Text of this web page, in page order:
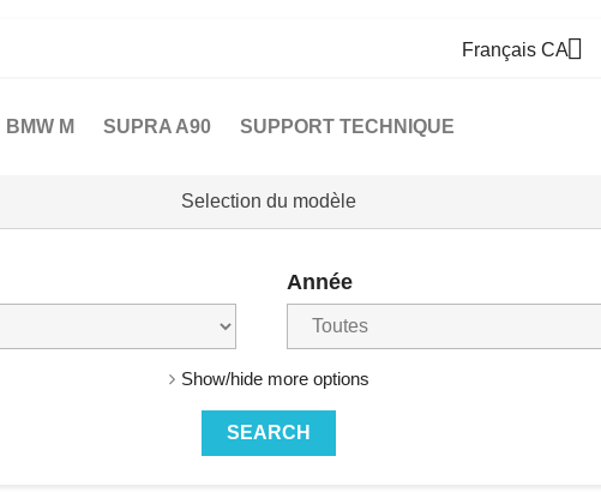
Français CA
BMW M SUPRA A90 SUPPORT TECHNIQUE
Selection du modèle
Année
Show/hide more options